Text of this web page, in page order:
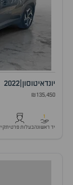
יונדאיטוסון 2022
₪135,450
1
יד ראשונהבעלות פרטית